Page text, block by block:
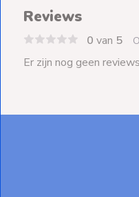
Reviews
0 van 5
Er zijn nog geen